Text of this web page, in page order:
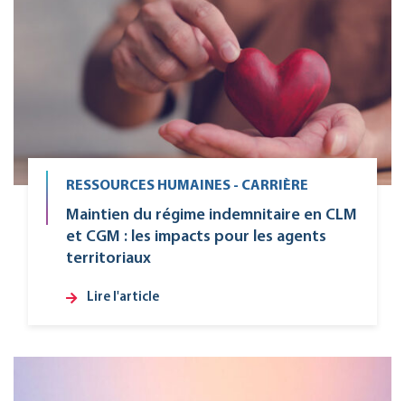
RESSOURCES HUMAINES - CARRIÈRE
Maintien du régime indemnitaire en CLM
et CGM : les impacts pour les agents
territoriaux
Lire l'article